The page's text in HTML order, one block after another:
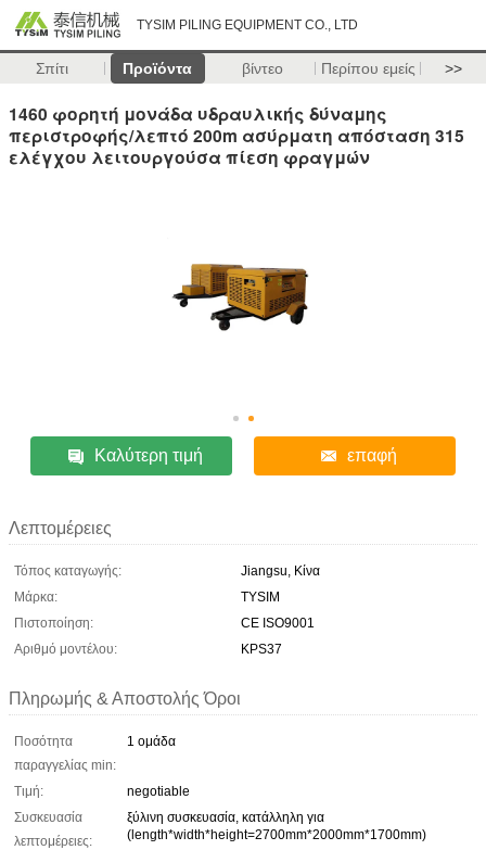
TYSIM PILING EQUIPMENT CO., LTD
Σπίτι Προϊόντα βίντεο Περίπου εμείς >>
1460 φορητή μονάδα υδραυλικής δύναμης
περιστροφής/λεπτό 200m ασύρματη απόσταση 315
ελέγχου λειτουργούσα πίεση φραγμών
Καλύτερη τιμή επαφή
Λεπτομέρειες
Τόπος καταγωγής:
Jiangsu, Κίνα
Μάρκα:
TYSIM
Πιστοποίηση:
CE ISO9001
Αριθμό μοντέλου:
KPS37
Πληρωμής & Αποστολής Όροι
Ποσότητα
παραγγελίας min:
1 ομάδα
Τιμή:
negotiable
Συσκευασία
λεπτομέρειες:
ξύλινη συσκευασία, κατάλληλη για
(length*width*height=2700mm*2000mm*1700mm)